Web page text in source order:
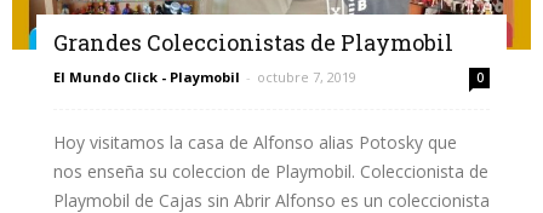
Grandes Coleccionistas de Playmobil
El Mundo Click - Playmobil - octubre 7, 2019 0
Hoy visitamos la casa de Alfonso alias Potosky que
nos enseña su coleccion de Playmobil. Coleccionista de
Playmobil de Cajas sin Abrir Alfonso es un coleccionista